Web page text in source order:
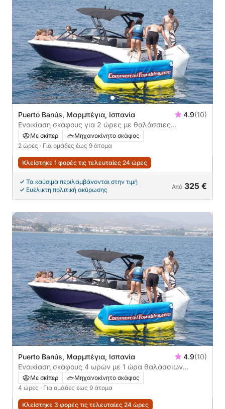
Puerto Banús, Μαρμπέγια, Ισπανία 4.9(10)
Ενοικίαση σκάφους για 2 ώρες με θαλάσσιες
δραστηριότητες! 💦 (20 λεπτά) Ντόνατ και wakeboard
:)
Με σκίπερ
Μηχανοκίνητο σκάφος
2 ώρες · Για ομάδες έως 9 άτομα
Κλείστηκε 1 φορές τις τελευταίες 24 ώρες
Τα καύσιμα περιλαμβάνονται στην τιμή
Ευέλικτη πολιτική ακύρωσης
Από 325 €
Puerto Banús, Μαρμπέγια, Ισπανία 4.9(10)
Ενοικίαση σκάφους 4 ωρών με 1 ώρα θαλάσσιων
δραστηριοτήτων! 💦 Ντόνατ και wakeboard :)
Με σκίπερ
Μηχανοκίνητο σκάφος
4 ώρες · Για ομάδες έως 9 άτομα
Κλείστηκε 3 φορές τις τελευταίες 24 ώρες